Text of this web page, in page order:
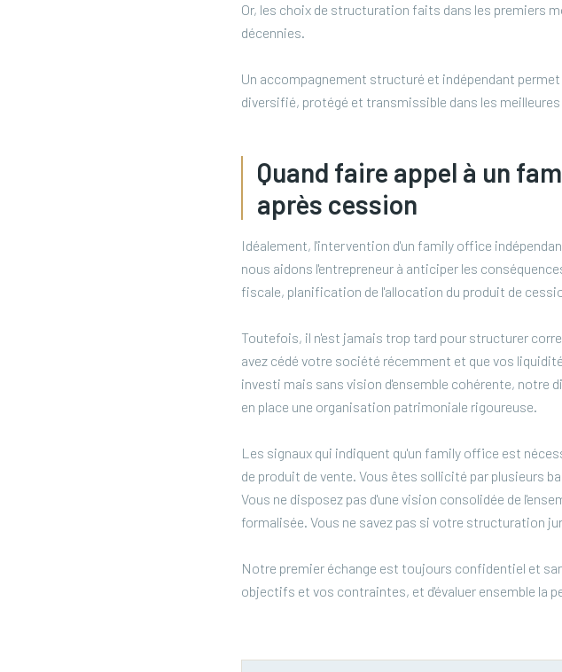
Or, les choix de structuration faits dans les premiers
décennies.
Un accompagnement structuré et indépendant
diversifié, protégé et transmissible dans les
Quand faire appel à un
après cession
Idéalement, l'intervention d'un family office
nous aidons l'entrepreneur à anticiper les
fiscale, planification de l'allocation du produit de
Toutefois, il n'est jamais trop tard pour structurer
avez cédé votre société récemment et que vos
investi mais sans vision d'ensemble cohérente,
en place une organisation patrimoniale rigoureuse.
Les signaux qui indiquent qu'un family office est
de produit de vente. Vous êtes sollicité par plusieurs
Vous ne disposez pas d'une vision consolidée de
formalisée. Vous ne savez pas si votre structuration
Notre premier échange est toujours confidentiel et
objectifs et vos contraintes, et d'évaluer ensemble la